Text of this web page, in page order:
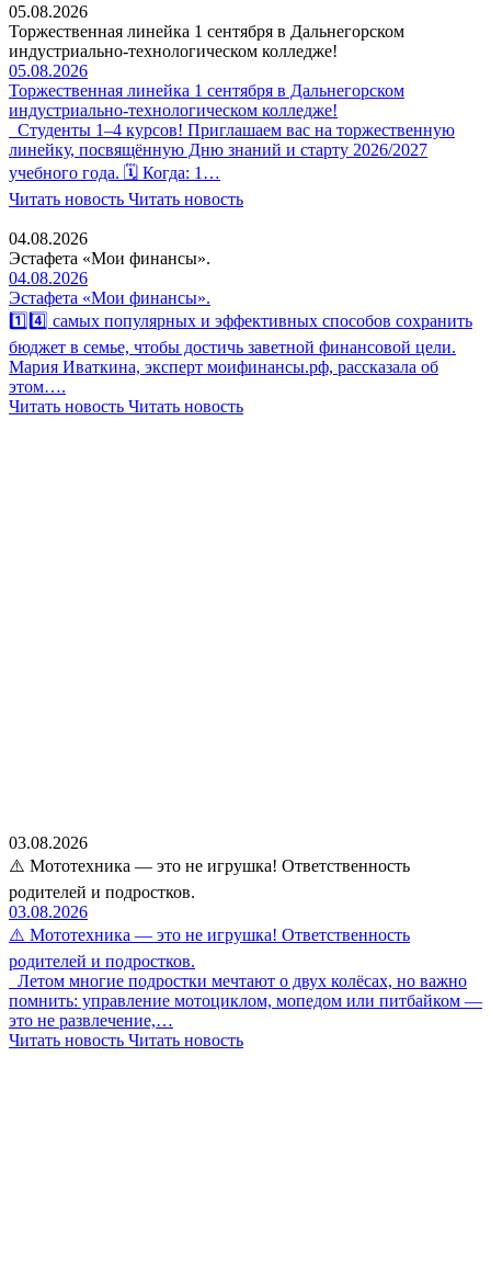
05.08.2026
Торжественная линейка 1 сентября в Дальнегорском
индустриально-технологическом колледже!
05.08.2026
Торжественная линейка 1 сентября в Дальнегорском
индустриально-технологическом колледже!
Студенты 1–4 курсов! Приглашаем вас на торжественную
линейку, посвящённую Дню знаний и старту 2026/2027
учебного года. 🗓 Когда: 1…
Читать новость Читать новость
04.08.2026
Эстафета «Мои финансы».
04.08.2026
Эстафета «Мои финансы».
1️⃣4️⃣ самых популярных и эффективных способов сохранить
бюджет в семье, чтобы достичь заветной финансовой цели.
Мария Иваткина, эксперт моифинансы.рф, рассказала об
этом….
Читать новость Читать новость
03.08.2026
⚠️ Мототехника — это не игрушка! Ответственность
родителей и подростков.
03.08.2026
⚠️ Мототехника — это не игрушка! Ответственность
родителей и подростков.
Летом многие подростки мечтают о двух колёсах, но важно
помнить: управление мотоциклом, мопедом или питбайком —
это не развлечение,…
Читать новость Читать новость